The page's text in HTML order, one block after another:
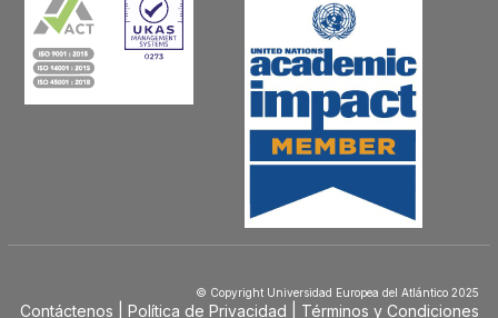
© Copyright Universidad Europea del Atlántico 2025
Contáctenos Política de Privacidad Términos y Condiciones